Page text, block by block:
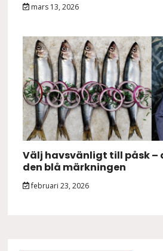
mars 13, 2026
Välj havsvänligt till påsk –
den blå märkningen
februari 23, 2026